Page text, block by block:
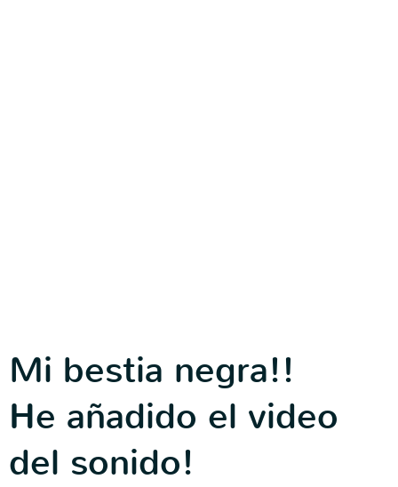
Mi bestia negra!!
He añadido el video
del sonido!